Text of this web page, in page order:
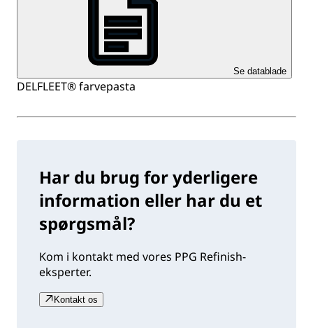
Se datablade
DELFLEET® farvepasta
Har du brug for yderligere
information eller har du et
spørgsmål?
Kom i kontakt med vores PPG Refinish-
eksperter.
Kontakt os